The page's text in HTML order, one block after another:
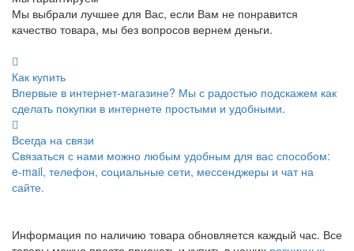
Мы выбрали лучшее для Вас, если Вам не понравится
качество товара, мы без вопросов вернем деньги.
Как купить
Впервые в интернет-магазине? Мы с радостью подскажем как
сделать покупки в интернете простыми и удобными.
Всегда на связи
Связаться с нами можно любым удобным для вас способом:
e-mail, телефон, социальные сети, мессенджеры и чат на
сайте.
Информация по наличию товара обновляется каждый час. Все